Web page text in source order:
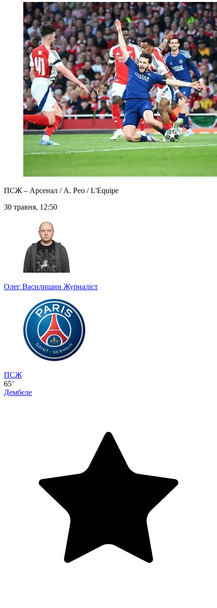
ПСЖ – Арсенал / A. Рео / L'Equipe
30 травня, 12:50
Олег Василишин Журналіст
ПСЖ
65’
Дембеле